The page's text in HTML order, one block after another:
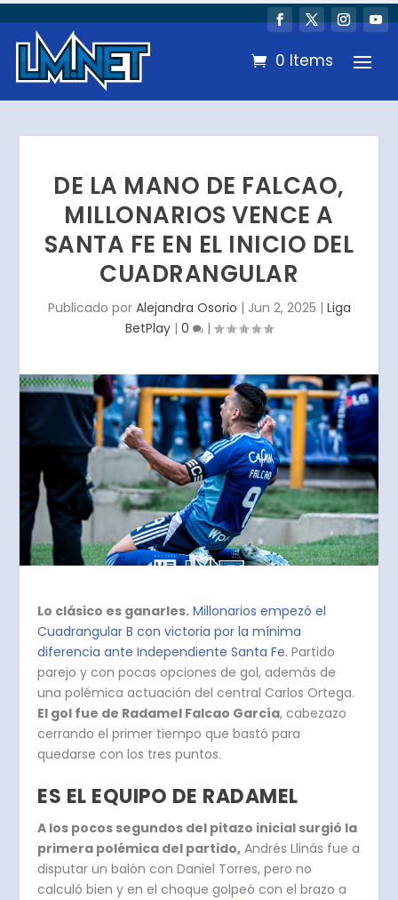
0 Items
DE LA MANO DE FALCAO,
MILLONARIOS VENCE A
SANTA FE EN EL INICIO DEL
CUADRANGULAR
Publicado por Alejandra Osorio | Jun 2, 2025 | Liga
BetPlay | 0 |
Lo clásico es ganarles. Millonarios empezó el
Cuadrangular B con victoria por la mínima
diferencia ante Independiente Santa Fe. Partido
parejo y con pocas opciones de gol, además de
una polémica actuación del central Carlos Ortega.
El gol fue de Radamel Falcao García, cabezazo
cerrando el primer tiempo que bastó para
quedarse con los tres puntos.
ES EL EQUIPO DE RADAMEL
A los pocos segundos del pitazo inicial surgió la
primera polémica del partido, Andrés Llinás fue a
disputar un balón con Daniel Torres, pero no
calculó bien y en el choque golpeó con el brazo a